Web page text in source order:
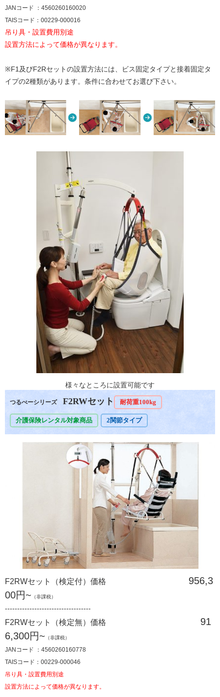
JANコード ：4560260160020
TAISコード：00229-000016
吊り具・設置費用別途
設置方法によって価格が異なります。
※F1及びF2Rセットの設置方法には、ビス固定タイプと接着固定タ
イプの2種類があります。条件に合わせてお選び下さい。
様々なところに設置可能です
つるべーシリーズ F2RWセット 耐荷重100kg
介護保険レンタル対象商品 2関節タイプ
F2RWセット（検定付）価格
956,3
00円~ （非課税）
-----------------------------------
F2RWセット（検定無）価格 91
6,300円~ （非課税）
JANコード ：4560260160778
TAISコード：00229-000046
吊り具・設置費用別途
設置方法によって価格が異なります。